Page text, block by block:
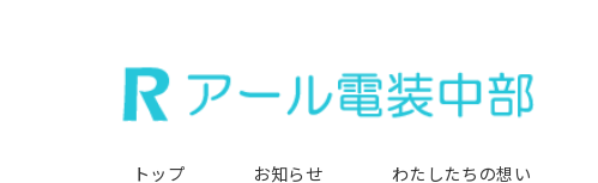
トップ お知らせ わたしたちの想い